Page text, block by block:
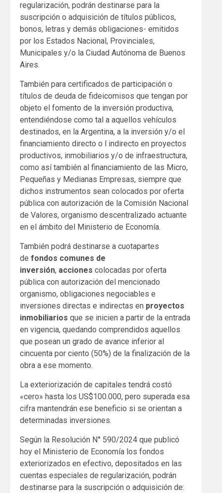
regularización, podrán destinarse para la
suscripción o adquisición de títulos públicos,
bonos, letras y demás obligaciones- emitidos
por los Estados Nacional, Provinciales,
Municipales y/o la Ciudad Autónoma de Buenos
Aires.
También para certificados de participación o
títulos de deuda de fideicomisos que tengan por
objeto el fomento de la inversión productiva,
entendiéndose como tal a aquellos vehículos
destinados, en la Argentina, a la inversión y/o el
financiamiento directo o l indirecto en proyectos
productivos, inmobiliarios y/o de infraestructura,
como así también al financiamiento de las Micro,
Pequeñas y Medianas Empresas, siempre que
dichos instrumentos sean colocados por oferta
pública con autorización de la Comisión Nacional
de Valores, organismo descentralizado actuante
en el ámbito del Ministerio de Economía.
También podrá destinarse a cuotapartes
de fondos comunes de
inversión, acciones colocadas por oferta
pública con autorización del mencionado
organismo, obligaciones negociables e
inversiones directas e indirectas en proyectos
inmobiliarios que se inicien a partir de la entrada
en vigencia, quedando comprendidos aquellos
que posean un grado de avance inferior al
cincuenta por ciento (50%) de la finalización de la
obra a ese momento.
La exteriorización de capitales tendrá costó
«cero» hasta los US$100.000, pero superada esa
cifra mantendrán ese beneficio si se orientan a
determinadas inversiones.
Según la Resolución N° 590/2024 que publicó
hoy el Ministerio de Economía los fondos
exteriorizados en efectivo, depositados en las
cuentas especiales de regularización, podrán
destinarse para la suscripción o adquisición de: